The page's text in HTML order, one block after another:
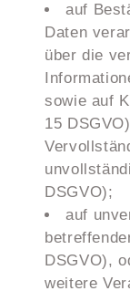
auf
Daten
über die
sowie auf
15
DSGVO);
auf
DSGVO),
weitere